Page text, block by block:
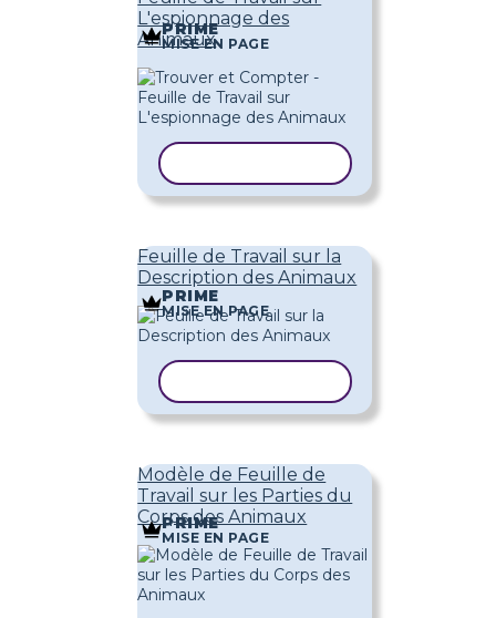
L'espionnage des
Animaux
PRIME
MISE EN PAGE
Feuille de Travail sur la
Description des Animaux
PRIME
MISE EN PAGE
Modèle de Feuille de
Travail sur les Parties du
Corps des Animaux
PRIME
MISE EN PAGE